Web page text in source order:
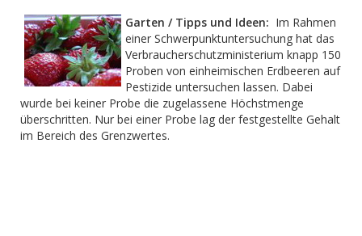
Garten / Tipps und Ideen: Im Rahmen
einer Schwerpunktuntersuchung hat das
Verbraucherschutzministerium knapp 150
Proben von einheimischen Erdbeeren auf
Pestizide untersuchen lassen. Dabei
wurde bei keiner Probe die zugelassene Höchstmenge
überschritten. Nur bei einer Probe lag der festgestellte Gehalt
im Bereich des Grenzwertes.